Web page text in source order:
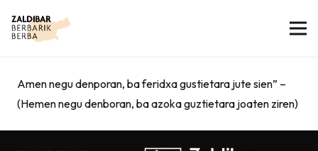
Amen negu denporan, ba feridxa gustietara jute sien” –
(Hemen negu denboran, ba azoka guztietara joaten ziren)